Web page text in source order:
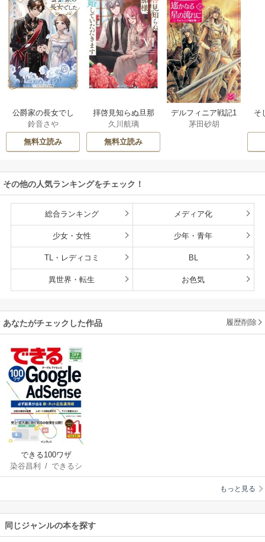
公爵家の長女でし
た
鈴音さや
無料立読み
拝啓見知らぬ旦那
様、離婚していた
だきます
久川航璃
無料立読み
デルフィニア戦記1
茅田砂胡
そ
その他の人気ランキングをチェック！
総合ランキング メディア化
少女・女性 少年・青年
TL・レディコミ BL
異世界・転生 お色気
あなたがチェックした作品 履歴削除
できる100ワザ
Google AdSense 必ず
結果が出る新・ネッ
染谷昌利 / できるシ
リーズ編集部
もっと見る
同じジャンルの本を探す